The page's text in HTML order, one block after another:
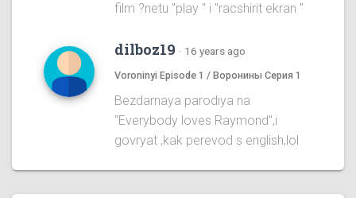
film ?netu "play " i "racshirit ekran "
dilboz19 · 16 years ago
Voroninyi Episode 1 / Воронины Серия 1
Bezdarnaya parodiya na
''Everybody loves Raymond'',i
govryat ,kak perevod s english,lol